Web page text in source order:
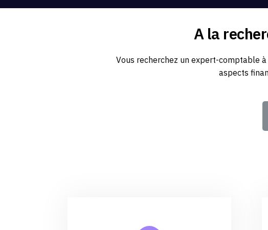
A la
Vous recherchez un expert-comptable
aspects